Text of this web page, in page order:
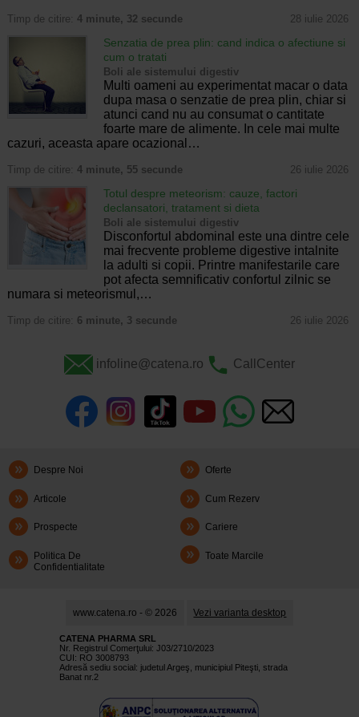
Timp de citire: 4 minute, 32 secunde 28 iulie 2026
Senzatia de prea plin: cand indica o afectiune si
cum o tratati
Boli ale sistemului digestiv
Multi oameni au experimentat macar o data
dupa masa o senzatie de prea plin, chiar si
atunci cand nu au consumat o cantitate
foarte mare de alimente. In cele mai multe
cazuri, aceasta apare ocazional…
Timp de citire: 4 minute, 55 secunde 26 iulie 2026
Totul despre meteorism: cauze, factori
declansatori, tratament si dieta
Boli ale sistemului digestiv
Disconfortul abdominal este una dintre cele
mai frecvente probleme digestive intalnite
la adulti si copii. Printre manifestarile care
pot afecta semnificativ confortul zilnic se
numara si meteorismul,…
Timp de citire: 6 minute, 3 secunde 26 iulie 2026
infoline@catena.ro CallCenter
Despre Noi Oferte
Articole Cum Rezerv
Prospecte Cariere
Politica De
Confidentialitate
Toate Marcile
www.catena.ro - © 2026 Vezi varianta desktop
CATENA PHARMA SRL
Nr. Registrul Comerţului: J03/2710/2023
CUI: RO 3008793
Adresă sediu social: judetul Argeş, municipiul Piteşti, strada
Banat nr.2